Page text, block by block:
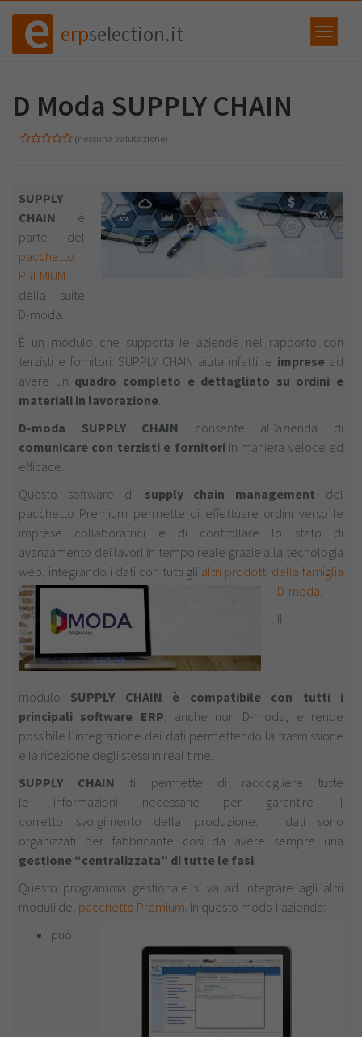
erpselection.it
D Moda SUPPLY CHAIN
(nessuna valutazione)
SUPPLY
CHAIN è
parte del
pacchetto
PREMIUM
della suite
D-moda.
È un modulo che supporta le aziende nel rapporto con
terzisti e fornitori. SUPPLY CHAIN aiuta infatti le imprese ad
avere un quadro completo e dettagliato su ordini e
materiali in lavorazione.
D-moda SUPPLY CHAIN
consente all’azienda di
comunicare con terzisti e fornitori in maniera veloce ed
efficace.
Questo software di supply chain management del
pacchetto Premium permette di effettuare ordini verso le
imprese collaboratrici e di controllare lo stato di
avanzamento dei lavori in tempo reale grazie alla tecnologia
web, integrando i dati con tutti gli altri prodotti della famiglia
D-moda.
Il
modulo SUPPLY CHAIN è compatibile con tutti i
principali software ERP, anche non D-moda, e rende
possibile l’integrazione dei dati permettendo la trasmissione
e la ricezione degli stessi in real time.
SUPPLY CHAIN
ti permette di raccogliere tutte
le informazioni necessarie per garantire il
corretto svolgimento della produzione. I dati sono
organizzati per fabbricante così da avere sempre una
gestione “centralizzata” di tutte le fasi.
Questo programma gestionale si va ad integrare agli altri
moduli del pacchetto Premium. In questo modo l’azienda:
può